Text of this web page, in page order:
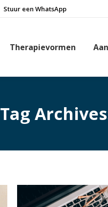
Stuur een WhatsApp
Therapievormen
Tag